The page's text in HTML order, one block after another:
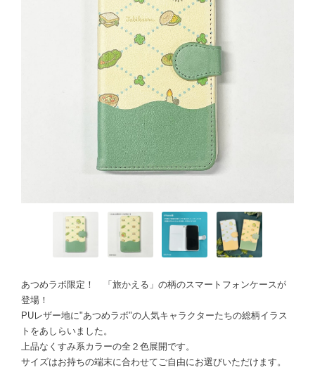
あつめラボ限定！ 「旅かえる」の柄のスマートフォンケースが
登場！
PUレザー地に"あつめラボ"の人気キャラクターたちの総柄イラス
トをあしらいました。
上品なくすみ系カラーの全２色展開です。
サイズはお持ちの端末に合わせてご自由にお選びいただけます。